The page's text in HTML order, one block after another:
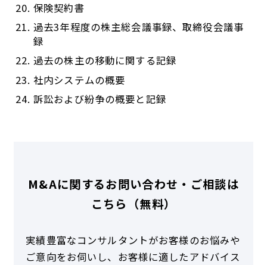
保険契約書
過去3年程度の株主総会議事録、取締役会議事
録
過去の株主の移動に関する記録
社内システムの概要
訴訟および紛争の概要と記録
M&Aに関するお問い合わせ・ご相談は
こちら（無料）
実績豊富なコンサルタントがお客様のお悩みや
ご意向をお伺いし、お客様に適したアドバイス